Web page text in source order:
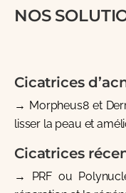
NOS
Cicatrices
→ Morpheus8et
lisser la peau et
Cicatrices
→ PRF ou